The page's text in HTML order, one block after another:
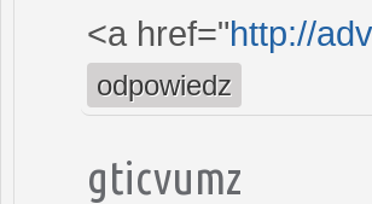
<a href="http://
odpowiedz
gticvumz